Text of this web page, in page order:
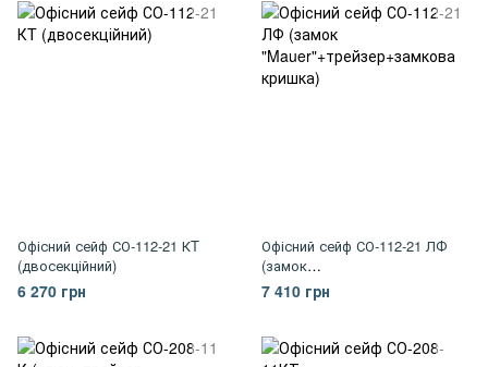
Офісний сейф СО-112-21 КT
(двосекційний)
6 270 грн
Офісний сейф СО-112-21 ЛФ
(замок
"Mauer"+трейзер+замкова
кришка)
7 410 грн